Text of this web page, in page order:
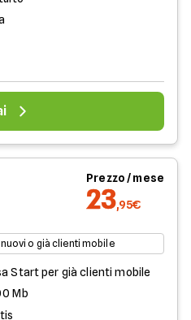
Prezzo / mese
23,95€
o già clienti mobile
Start per già clienti mobile
Mb